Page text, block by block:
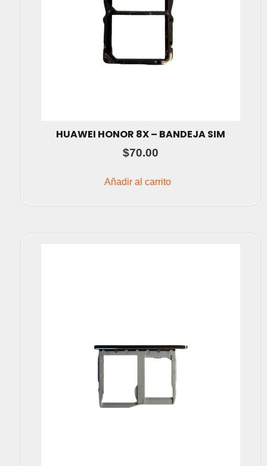
HUAWEI HONOR 8X – BANDEJA SIM
$70.00
Añadir al carrito